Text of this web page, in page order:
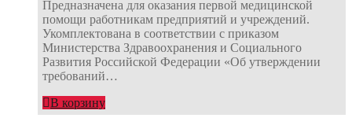
Предназначена для оказания первой медицинской
помощи работникам предприятий и учреждений.
Укомплектована в соответствии с приказом
Министерства Здравоохранения и Социального
Развития Российской Федерации «Об утверждении
требований…
В корзину